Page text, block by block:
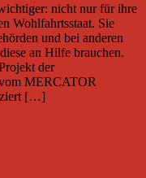
nicht nur für ihre
Wohlfahrtsstaat. Sie
und bei anderen
an Hilfe brauchen.
der
MERCATOR
[…]